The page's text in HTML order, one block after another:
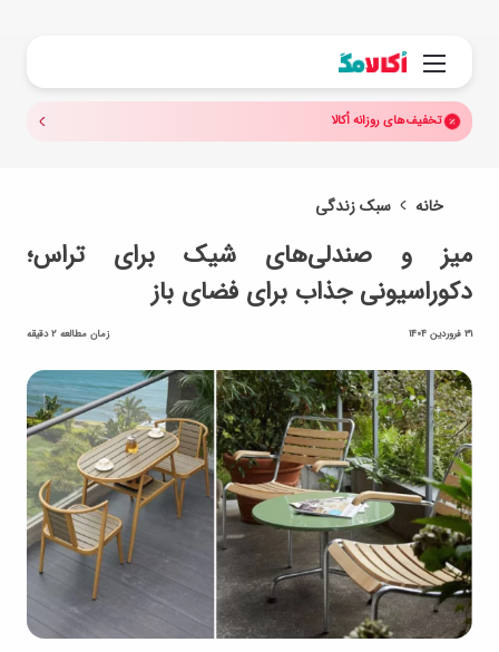
منو
تخفیف‌های روزانه اُکالا
خانه سبک زندگی
میز و صندلی‌های شیک برای تراس؛
دکوراسیونی جذاب برای فضای باز
31 فروردین 1404 زمان مطالعه 2 دقیقه